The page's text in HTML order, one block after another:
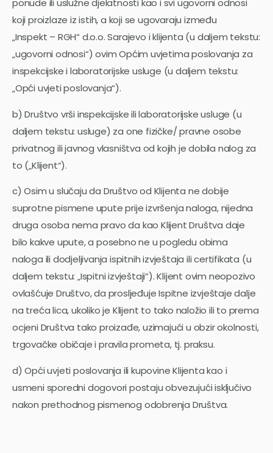
ponude ili uslužne djelatnosti kao i svi ugovorni odnosi
koji proizlaze iz istih, a koji se ugovaraju između
„Inspekt – RGH“ d.o.o. Sarajevo i klijenta (u daljem tekstu:
„ugovorni odnosi“) ovim Općim uvjetima poslovanja za
inspekcijske i laboratorijske usluge (u daljem tekstu:
„Opći uvjeti poslovanja“).
b) Društvo vrši inspekcijske ili laboratorijske usluge (u
daljem tekstu: usluge) za one fizičke/ pravne osobe
privatnog ili javnog vlasništva od kojih je dobila nalog za
to („Klijent“).
c) Osim u slučaju da Društvo od Klijenta ne dobije
suprotne pismene upute prije izvršenja naloga, nijedna
druga osoba nema pravo da kao Klijent Društva daje
bilo kakve upute, a posebno ne u pogledu obima
naloga ili dodjeljivanja ispitnih izvještaja ili certifikata (u
daljem tekstu: „Ispitni izvještaji“). Klijent ovim neopozivo
ovlašćuje Društvo, da prosljeđuje Ispitne izvještaje dalje
na treća lica, ukoliko je Klijent to tako naložio ili to prema
ocjeni Društva tako proizađe, uzimajući u obzir okolnosti,
trgovačke običaje i pravila prometa, tj. praksu.
d) Opći uvjeti poslovanja ili kupovine Klijenta kao i
usmeni sporedni dogovori postaju obvezujući isključivo
nakon prethodnog pismenog odobrenja Društva.